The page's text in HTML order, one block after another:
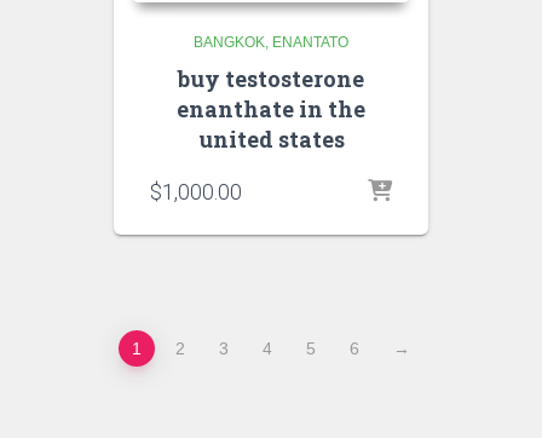
BANGKOK ENANTATO
buy testosterone
enanthate in the
united states
$1,000.00
1 2 3 4 5 6 →